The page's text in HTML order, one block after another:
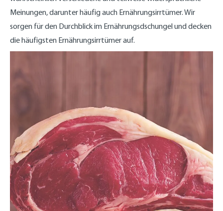
Meinungen, darunter häufig auch Ernährungsirrtümer. Wir
sorgen für den Durchblick im Ernährungsdschungel und decken
die häufigsten Ernährungsirrtümer auf.